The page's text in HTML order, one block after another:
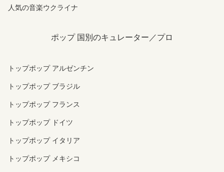
人気の音楽ウクライナ
ポップ 国別のキュレーター／プロ
トップポップ アルゼンチン
トップポップ ブラジル
トップポップ フランス
トップポップ ドイツ
トップポップ イタリア
トップポップ メキシコ